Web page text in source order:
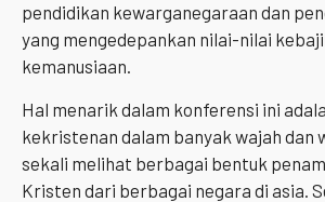
pendidikan kewarganegaraan dan
yang mengedepankan nilai-nilai
kemanusiaan.
Hal menarik dalam konferensi ini
kekristenan dalam banyak wajah dan
sekali melihat berbagai bentuk
Kristen dari berbagai negara di asia.